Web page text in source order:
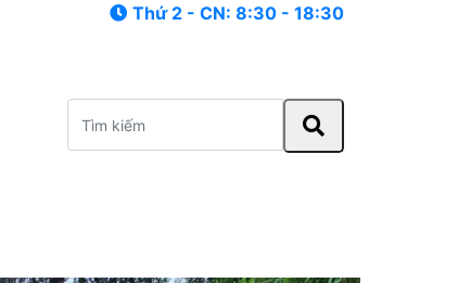
Thứ 2 - CN: 8:30 - 18:30